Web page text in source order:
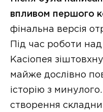
впливом першого
фінальна версія
Під час роботи
Касіопея
майже дослівно
історію з
створення